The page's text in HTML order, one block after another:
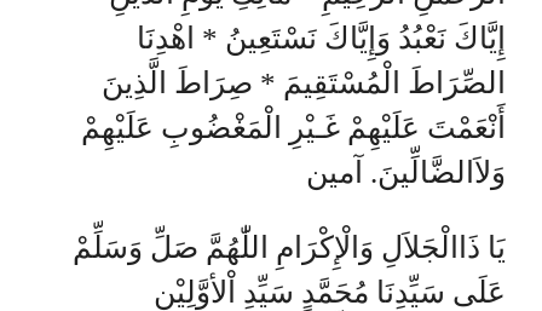
إِيَّاكَ نَعْبُدُ وَإِيَّاكَ نَسْتَعِينُ * اهْدِنَا
الصِّرَاطَ الْمُسْتَقِيمَ * صِرَاطَ الَّذِينَ
أَنْعَمْتَ عَلَيْهِمْ غَـيْرِ الْمَغْضُوبِ عَلَيْهِمْ
وَلاَالضَّالِّينَ. آمين
يَا ذَاالْجَلاَلِ وَالْإِكْرَامِ اللّٰهُمَّ صَلِّ وَسَلِّمْ
عَلَى سَيِّدِنَا مُحَمَّدٍ سَيِّدِ اْلأوَّلِيْن